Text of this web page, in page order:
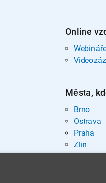
Online
Webináře
Města,
Brno
Ostrava
Praha
Zlín